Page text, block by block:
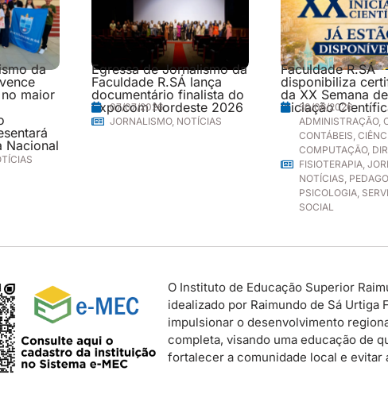
da
maior
Nacional
Egressa de Jornalismo da
Faculdade R.SÁ lança
documentário finalista do
Expocom Nordeste 2026
07/07/2026
JORNALISMO, NOTÍCIAS
Faculdade R.SÁ
disponibiliza
da XX Semana de
Iniciação
30/06/2026
ADMINISTRAÇÃO,
CONTÁBEIS
COMPUTAÇÃO,
FISIOTERAPIA,
NOTÍCIAS
PSICOLOGIA,
SOCIAL
O Instituto de Educação Superior
idealizado por Raimundo de Sá
impulsionar o desenvolvimento
completa, visando uma educação de
fortalecer a comunidade local e evitar